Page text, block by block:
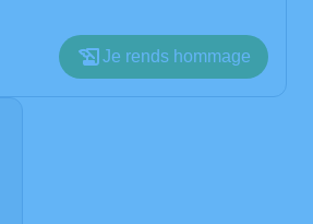
Je rends hommage